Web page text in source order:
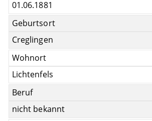
01.06.1881
Geburtsort
Creglingen
Wohnort
Lichtenfels
Beruf
nicht bekannt